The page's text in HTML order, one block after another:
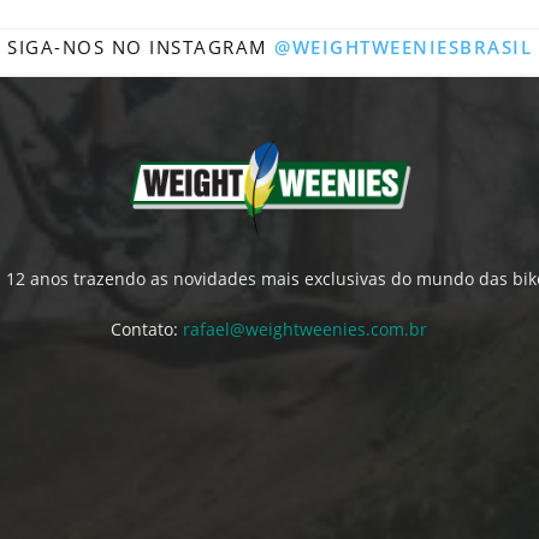
SIGA-NOS NO INSTAGRAM @WEIGHTWEENIESBRASIL
12 anos trazendo as novidades mais exclusivas do mundo das
Contato: rafael@weightweenies.com.br